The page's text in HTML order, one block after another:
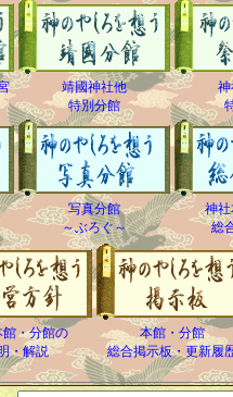
靖國神社他
特別分館
神
写真分館
～ぶろぐ～
神社
総
・分館の
・解説
本館・分館
総合掲示板・更新履